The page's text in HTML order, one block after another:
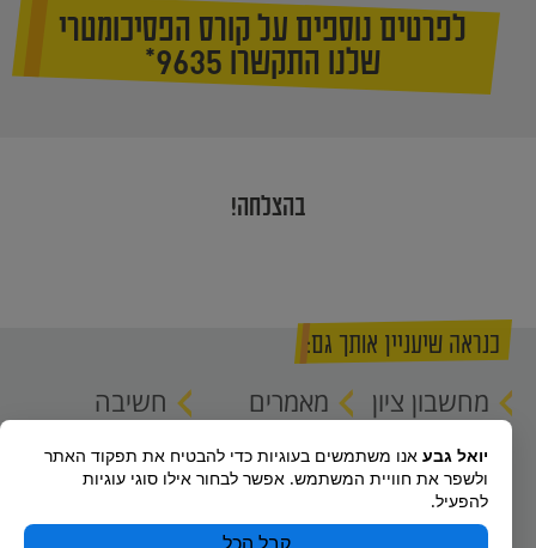
לפרטים נוספים על קורס הפסיכומטרי
שלנו התקשרו 9635*
בהצלחה!
כנראה שיעניין אותך גם:
מחשבון ציון
מאמרים
חשיבה
ולמידה
יואל גבע אנו משתמשים בעוגיות כדי להבטיח את תפקוד האתר
ולשפר את חוויית המשתמש. אפשר לבחור אילו סוגי עוגיות
להפעיל.